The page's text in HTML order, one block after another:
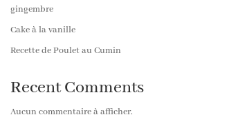
gingembre
Cake à la vanille
Recette de Poulet au Cumin
Recent Comments
Aucun commentaire à afficher.